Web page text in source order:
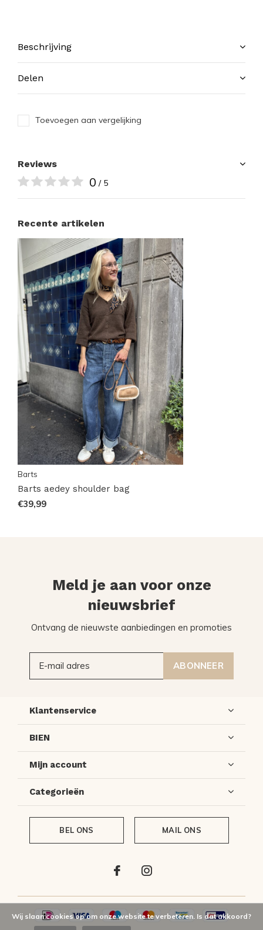
Beschrijving
Delen
Toevoegen aan vergelijking
Reviews
0 / 5
Recente artikelen
Barts
Barts aedey shoulder bag
€39,99
Meld je aan voor onze
nieuwsbrief
Ontvang de nieuwste aanbiedingen en promoties
ABONNEER
Klantenservice
BIEN
Mijn account
Categorieën
BEL ONS MAIL ONS
Wij slaan cookies op om onze website te verbeteren. Is dat akkoord?